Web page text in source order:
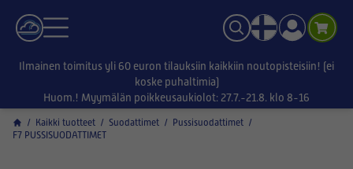
Ilmainen toimitus yli 60 euron tilauksiin kaikkiin noutopisteisiin! (ei
koske puhaltimia)
Huom.! Myymälän poikkeusaukiolot: 27.7.-21.8. klo 8-16
/ Kaikki tuotteet / Suodattimet / Pussisuodattimet /
F7 PUSSISUODATTIMET